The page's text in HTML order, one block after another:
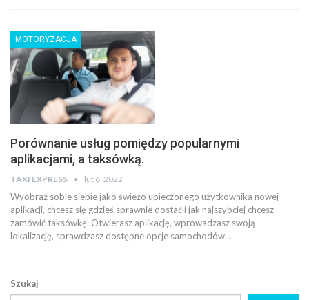
MOTORYZACJA
Porównanie usług pomiędzy popularnymi
aplikacjami, a taksówką.
TAXI EXPRESS lut 6, 2022
Wyobraź sobie siebie jako świeżo upieczonego użytkownika nowej
aplikacji, chcesz się gdzieś sprawnie dostać i jak najszybciej chcesz
zamówić taksówkę. Otwierasz aplikację, wprowadzasz swoją
lokalizację, sprawdzasz dostępne opcje samochodów…
Szukaj